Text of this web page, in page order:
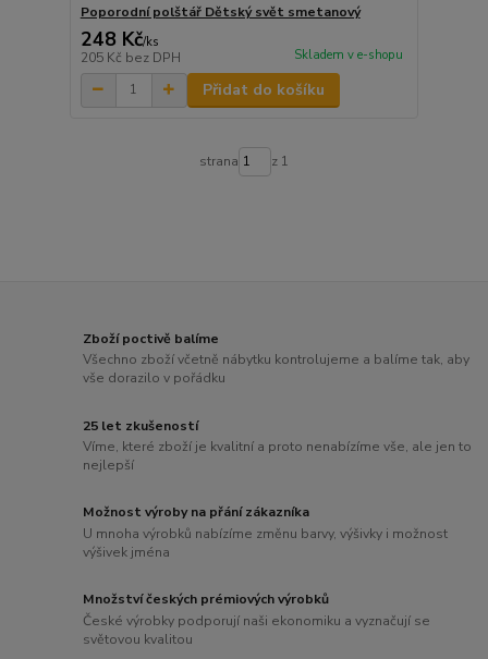
Poporodní polštář Dětský svět smetanový
248 Kč/ks
205 Kč bez DPH Skladem v e-shopu
Přidat do košíku
strana z 1
Zboží poctivě balíme
Všechno zboží včetně nábytku kontrolujeme a balíme tak, aby
vše dorazilo v pořádku
25 let zkušeností
Víme, které zboží je kvalitní a proto nenabízíme vše, ale jen to
nejlepší
Možnost výroby na přání zákazníka
U mnoha výrobků nabízíme změnu barvy, výšivky i možnost
výšivek jména
Množství českých prémiových výrobků
České výrobky podporují naši ekonomiku a vyznačují se
světovou kvalitou